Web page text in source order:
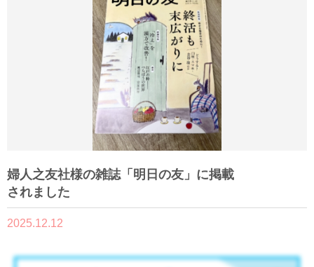
婦人之友社様の雑誌「明日の友」に掲載
されました
2025.12.12